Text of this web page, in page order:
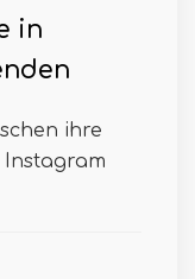
in
ihre
Instagram